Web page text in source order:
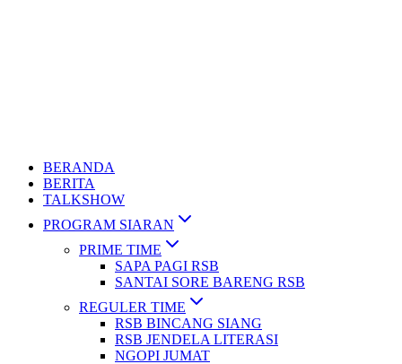
BERANDA
BERITA
TALKSHOW
PROGRAM SIARAN
PRIME TIME
SAPA PAGI RSB
SANTAI SORE BARENG RSB
REGULER TIME
RSB BINCANG SIANG
RSB JENDELA LITERASI
NGOPI JUMAT